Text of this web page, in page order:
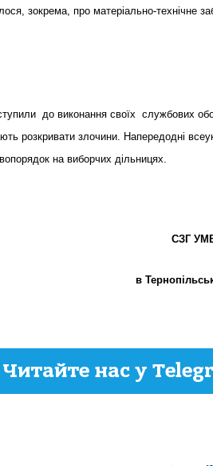
зокрема, про матеріально-технічне
до виконання своїх службових
розкривати злочини. Напередодні
на виборчих дільницях.
СЗГ
в
Читайте нас у